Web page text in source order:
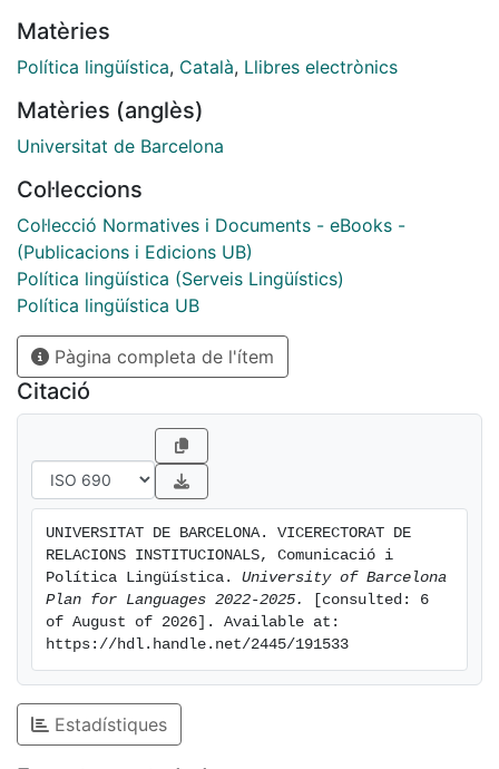
include the
Statute of the University of Barcelona and its
Language Uses, the Statute of Autonomy of Catalonia,
and
including most significantly the agreements of the
University
of Barcelona’s Language Policy Committee.
Matèries
Política lingüística, Català, Llibres electrònics
Matèries (anglès)
Universitat de Barcelona
Col·leccions
Col·lecció Normatives i Documents - eBooks -
(Publicacions i Edicions UB)
Política lingüística (Serveis Lingüístics)
Política lingüística UB
Pàgina completa de l'ítem
Citació
UNIVERSITAT DE BARCELONA. VICERECTORAT DE
RELACIONS INSTITUCIONALS, Comunicació i
Política Lingüística. University of Barcelona
Plan for Languages 2022-2025.
[consulted: 6
of August of 2026]. Available at:
https://hdl.handle.net/2445/191533
Estadístiques